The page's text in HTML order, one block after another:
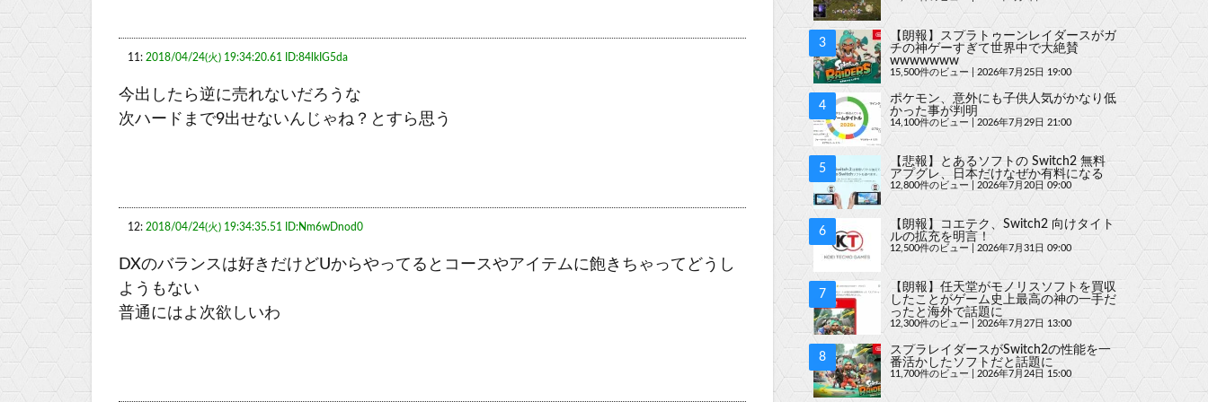
11: 2018/04/24(火) 19:34:20.61 ID:84lkIG5da
今出したら逆に売れないだろうな
次ハードまで9出せないんじゃね？とすら思う
12: 2018/04/24(火) 19:34:35.51 ID:Nm6wDnod0
DXのバランスは好きだけどUからやってるとコースやアイテムに飽きちゃってどうし
ようもない
普通にはよ次欲しいわ
【朗報】スプラトゥーンレイダースがガ
チの神ゲーすぎて世界中で大絶賛
wwwwwww
15,500件のビュー 2026年7月25日 19:00
ポケモン、意外にも子供人気がかなり低
かった事が判明
14,100件のビュー 2026年7月29日 21:00
【悲報】とあるソフトの Switch2 無料
アプグレ、日本だけなぜか有料になる
12,800件のビュー 2026年7月20日 09:00
【朗報】コエテク、Switch2 向けタイト
ルの拡充を明言！
12,500件のビュー 2026年7月31日 09:00
【朗報】任天堂がモノリスソフトを買収
したことがゲーム史上最高の神の一手だ
ったと海外で話題に
12,300件のビュー 2026年7月27日 13:00
スプラレイダースがSwitch2の性能を一
番活かしたソフトだと話題に
11,700件のビュー 2026年7月24日 15:00